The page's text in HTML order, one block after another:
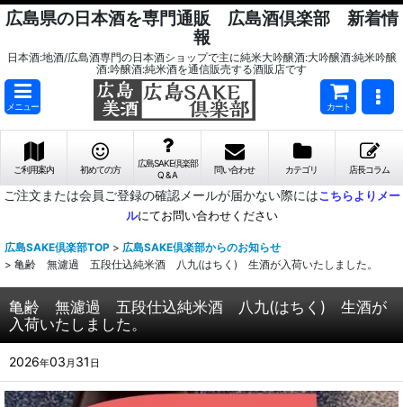
広島県の日本酒を専門通販 広島酒倶楽部 新着情
報
日本酒:地酒/広島酒専門の日本酒ショップで主に純米大吟醸酒:大吟醸酒:純米吟醸
酒:吟醸酒:純米酒を通信販売する酒販店です
メニュー カート
ご利用案内 初めての方
広島SAKE倶楽部
Q & A
問い合わせ カテゴリ 店長コラム
ご注文または会員ご登録の確認メールが届かない際にはこちらよりメー
ルにてお問い合わせください
広島SAKE倶楽部TOP > 広島SAKE倶楽部からのお知らせ
> 亀齢 無濾過 五段仕込純米酒 八九(はちく) 生酒が入荷いたしました。
亀齢 無濾過 五段仕込純米酒 八九(はちく) 生酒が
入荷いたしました。
2026年03 月 31 日